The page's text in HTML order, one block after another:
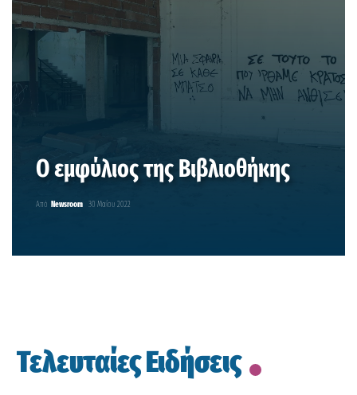
Ο εμφύλιος της Βιβλιοθήκης
Από Newsroom 30 Μαΐου 2022
Τελευταίες Ειδήσεις